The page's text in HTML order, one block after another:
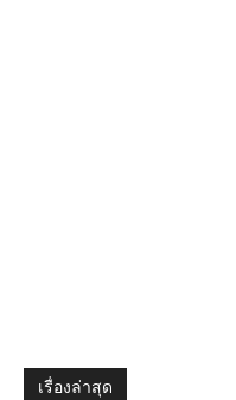
เรื่องล่าสุด